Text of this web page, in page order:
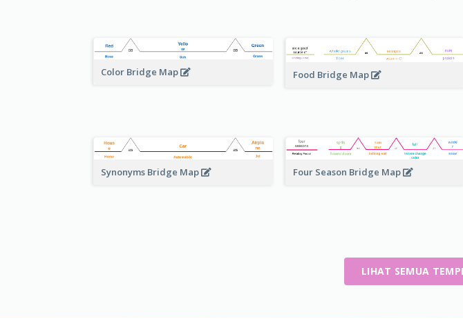
Color Bridge Map Food Bridge Map
Synonyms Bridge Map Four Season Bridge Map
LIHAT SEMUA